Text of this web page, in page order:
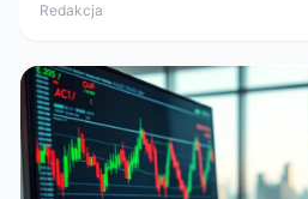
Redakcja